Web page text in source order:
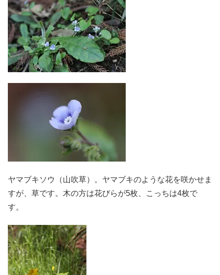
ヤマブキソウ（山吹草）。ヤマブキのような花を咲かせま
すが、草です。木の方は花びらが5枚、こっちは4枚で
す。